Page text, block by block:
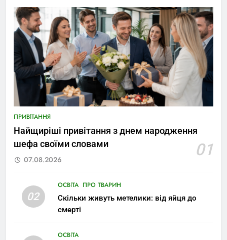
ПРИВІТАННЯ
Найщиріші привітання з днем народження
шефа своїми словами
01
07.08.2026
02
ОСВІТА ПРО ТВАРИН
Скільки живуть метелики: від яйця до
смерті
ОСВІТА